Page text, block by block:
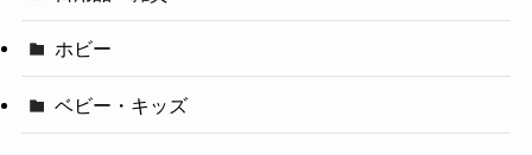
ホビー
ベビー・キッズ